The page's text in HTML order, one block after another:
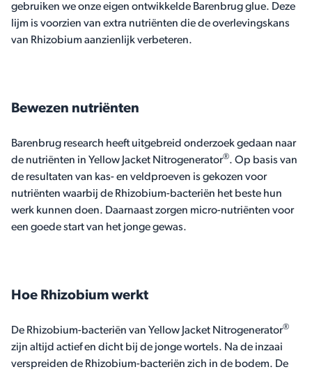
gebruiken we onze eigen ontwikkelde Barenbrug glue. Deze
lijm is voorzien van extra nutriënten die de overlevingskans
van Rhizobium aanzienlijk verbeteren.
Bewezen nutriënten
Barenbrug research heeft uitgebreid onderzoek gedaan naar
de nutriënten in Yellow Jacket Nitrogenerator®. Op basis van
de resultaten van kas- en veldproeven is gekozen voor
nutriënten waarbij de Rhizobium-bacteriën het beste hun
werk kunnen doen. Daarnaast zorgen micro-nutriënten voor
een goede start van het jonge gewas.
Hoe Rhizobium werkt
De Rhizobium-bacteriën van Yellow Jacket Nitrogenerator®
zijn altijd actief en dicht bij de jonge wortels. Na de inzaai
verspreiden de Rhizobium-bacteriën zich in de bodem. De